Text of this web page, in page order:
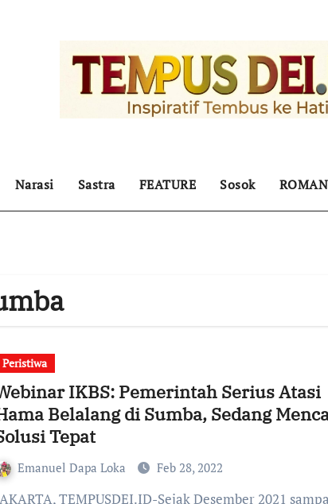
Narasi Sastra FEATURE Sosok
Peristiwa
IKBS: Pemerintah Serius Atasi
Belalang di Sumba, Sedang
Tepat
Emanuel Dapa Loka Feb 28, 2022